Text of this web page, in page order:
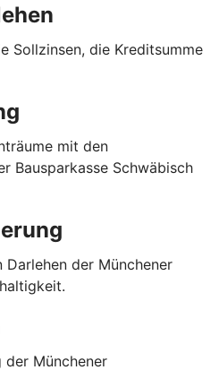
Sollzinsen, die Kreditsumme
mit den
Bausparkasse Schwäbisch
Darlehen der Münchener
der Münchener